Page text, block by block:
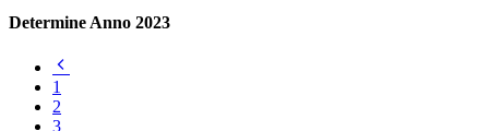
Determine Anno 2023
1
2
3